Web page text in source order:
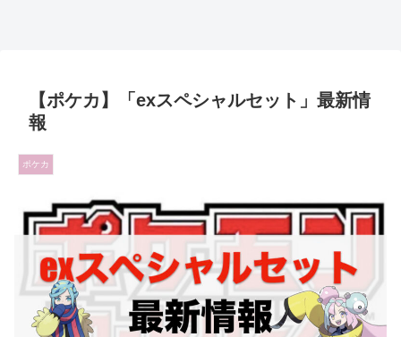
【ポケカ】「exスペシャルセット」最新情
報
ポケカ